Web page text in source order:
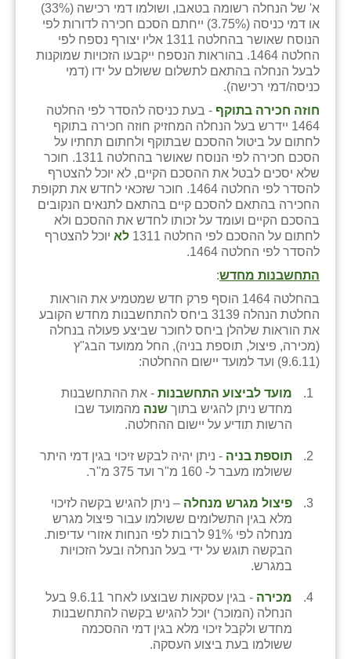
א' של הנחלה רשומה בטאבו, ושולמו דמי רכישה (33%)
או דמי כניסה (3.75%) ייחתם הסכם חכירה לדורות לפי
הנוסח שאושר בהחלטה 1311 אליו יצורף נספח לפי
החלטה 1464. בהוראות הנספח ייקבעו הזכויות שמוקנות
לבעל הנחלה בהתאם לתשלום ששולם על ידו (דמי
כניסה/דמי רכישה).
חוזה חכירה בתוקף - בעת כניסה להסדר לפי החלטה
1464 יידרש בעל הנחלה המחזיק חוזה חכירה בתוקף
לחתום על ביטול ההסכם שבתוקף ולחתום תחתיו על
הסכם חכירה לפי הנוסח שאושר בהחלטה 1311. חוכר
שלא יסכים לבטל את ההסכם הקיים, לא יוכל להצטרף
להסדר לפי החלטה 1464. חוכר שזכאי לחדש את תקופת
החכירה בהתאם להסכם קיים בהתאם לתנאים הנקובים
בהסכם הקיים ועומד על זכותו לחדש את ההסכם ולא
לחתום על ההסכם לפי החלטה 1311
לא יוכל להצטרף
להסדר לפי החלטה 1464.
התחשבנות מחדש:
בהחלטה 1464 הוסף פרק חדש שמטמיע את הוראות
החלטת הנהלה 3139 ביחס להתחשבנות מחדש הקובע
את הוראות שלהלן ביחס לחוכר שביצע פעולה בנחלה
(מכירה, פיצול, תוספת בניה), החל ממועד הבג"ץ
(9.6.11) ועד למועד יישום ההחלטה:
מועד לביצוע התחשבנות - את ההתחשבנות
מחדש ניתן להגיש בתוך שנה מהמועד שבו
הרשות תודיע על יישום ההחלטה.
תוספת בניה - ניתן יהיה לבקש זיכוי בגין דמי היתר
ששולמו מעבר ל- 160 מ"ר ועד 375 מ"ר.
פיצול מגרש מנחלה – ניתן להגיש בקשה לזיכוי
מלא בגין התשלומים ששולמו עבור פיצול מגרש
מנחלה לפי 91% לרבות לפי הנחות אזורי עדיפות.
הבקשה תוגש על ידי בעל הנחלה ובעל הזכויות
במגרש.
מכירה
- בגין עסקאות שבוצעו לאחר 9.6.11 בעל
הנחלה (המוכר) יוכל להגיש בקשה להתחשבנות
מחדש ולקבל זיכוי מלא בגין דמי ההסכמה
ששולמו בעת ביצוע העסקה.
נווה אטי״ב
נהריה (אג״ש)
ניר צבי
עין חצבה
עין תמר
עמרים
קורנית
קלחים
רועי
רימונים
רמות השבים
רמת הדר
שבי ציון
שדה ורבורג
שדה צבי
תלמי יוסף